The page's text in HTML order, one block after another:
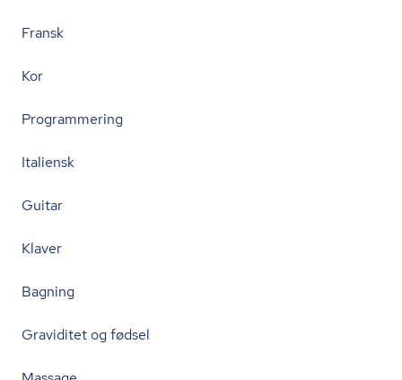
Fransk
Kor
Programmering
Italiensk
Guitar
Klaver
Bagning
Graviditet og fødsel